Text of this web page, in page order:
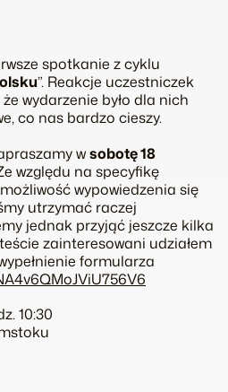
spotkanie z cyklu
”. Reakcje uczestniczek
wydarzenie było dla nich
co nas bardzo cieszy.
wsobotę 18
względu na specyfikę
wypowiedzenia się
utrzymać raczej
jednak przyjąć jeszcze kilka
zainteresowani udziałem
formularza
10:30